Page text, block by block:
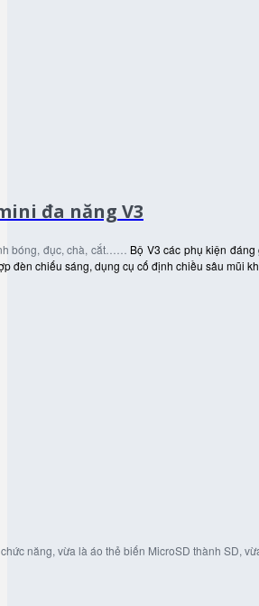
đa năng V3
bóng, đục, chà, cắt…… Bộ V3 các phụ kiện
đèn chiếu sáng, dụng cụ cố định chiều sâu mũi
năng, vừa là áo thẻ biến MicroSD thành SD,